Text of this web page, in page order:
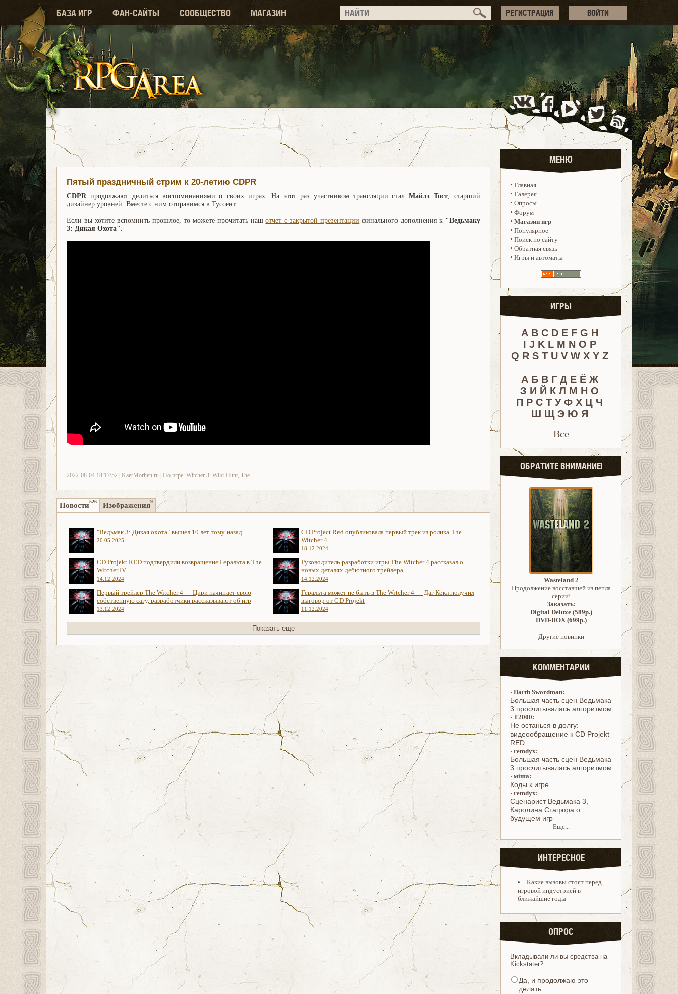
БАЗА ИГР ФАН-САЙТЫ СООБЩЕСТВО МАГАЗИН РЕГИСТРАЦИЯ ВОЙТИ
Пятый праздничный стрим к 20-летию CDPR
CDPRпродолжают делиться воспоминаниями о своих играх. На этот раз участником трансляции сталМайлз Тост, старший
дизайнер уровней. Вместе с ним отправимся в Туссент.
Если вы хотите вспомнить прошлое, то можете прочитать нашотчет с закрытой презентации финального дополнения к "Ведьмаку
3: Дикая Охота".
2022-08-04 18:17:52 | KaerMorhen.ru | По игре: Witcher 3: Wild Hunt, The
Новости526 Изображения9
"Ведьмак 3: Дикая охота" вышел 10 лет тому назад
20.05.2025
CD Project Red опубликовала первый трек из ролика The
Witcher 4
18.12.2024
CD Projekt RED подтвердили возвращение Геральта в The
Witcher IV
14.12.2024
Руководитель разработки игры The Witcher 4 рассказал о
новых деталях дебютного трейлера
14.12.2024
Первый трейлер The Witcher 4 — Цири начинает свою
собственную сагу, разработчики рассказывают об игр
13.12.2024
Геральта может не быть в The Witcher 4 — Даг Кокл получил
выговор от CD Projekt
11.12.2024
Показать еще
МЕНЮ
· Главная
· Галерея
· Опросы
· Форум
· Магазин игр
· Популярное
· Поиск по сайту
· Обратная связь
· Игры и автоматы
ИГРЫ
A B C D E F G H
I J K L M N O P
Q R S T U V W X Y Z
А Б В Г Д Е Ё Ж
З И Й К Л М Н О
П Р С Т У Ф Х Ц Ч
Ш Щ Э Ю Я
Все
ОБРАТИТЕ ВНИМАНИЕ!
Wasteland 2
Продолжение восставшей из пепла
серии!
Заказать:
Digital Deluxe (589р.)
DVD-BOX (699р.)
Другие новинки
КОММЕНТАРИИ
· Darth Swordman:
Большая часть сцен Ведьмака
3 просчитывалась алгоритмом
· T2000:
Не останься в долгу:
видеообращение к CD Projekt
RED
· remdyx:
Большая часть сцен Ведьмака
3 просчитывалась алгоритмом
· міша:
Коды к игре
· remdyx:
Cценарист Ведьмака 3,
Каролина Стацюра о
будущем игр
Еще...
ИНТЕРЕСНОЕ
Какие вызовы стоят перед
игровой индустрией в
ближайшие годы
ОПРОС
Вкладывали ли вы средства на
Kickstater?
Да, и продолжаю это
делать.